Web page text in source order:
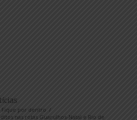
Fique por dentro /
nas rotas Guarulhos-Natal e Rio de